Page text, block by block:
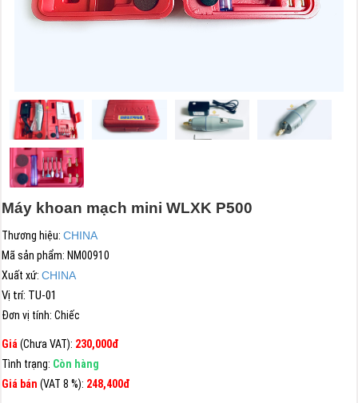
Máy khoan mạch mini WLXK P500
Thương hiệu: CHINA
Mã sản phẩm: NM00910
Xuất xứ: CHINA
Vị trí: TU-01
Đơn vị tính: Chiếc
Giá(Chưa VAT): 230,000đ
Tình trạng: Còn hàng
Giá bán (VAT 8 %): 248,400đ